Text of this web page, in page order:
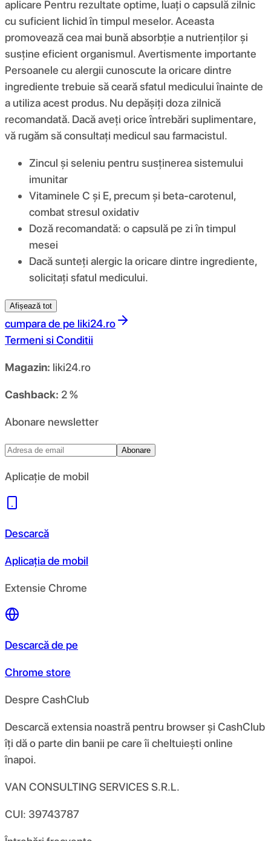
aplicare Pentru rezultate optime, luați o capsulă zilnic
cu suficient lichid în timpul meselor. Aceasta
promovează cea mai bună absorbție a nutrienților și
susține eficient organismul. Avertismente importante
Persoanele cu alergii cunoscute la oricare dintre
ingrediente trebuie să ceară sfatul medicului înainte de
a utiliza acest produs. Nu depășiți doza zilnică
recomandată. Dacă aveți orice întrebări suplimentare,
vă rugăm să consultați medicul sau farmacistul.
Zincul și seleniu pentru susținerea sistemului
imunitar
Vitaminele C și E, precum și beta-carotenul,
combat stresul oxidativ
Doză recomandată: o capsulă pe zi în timpul
mesei
Dacă sunteți alergic la oricare dintre ingrediente,
solicitați sfatul medicului.
Afișează tot
cumpara de pe liki24.ro
Termeni si Conditii
Magazin: liki24.ro
Cashback: 2 %
Abonare newsletter
Abonare
Aplicație de mobil
Descarcă
Aplicația de mobil
Extensie Chrome
Descarcă de pe
Chrome store
Despre CashClub
Descarcă extensia noastră pentru browser și CashClub
îți dă o parte din banii pe care îi cheltuiești online
înapoi.
VAN CONSULTING SERVICES S.R.L.
CUI: 39743787